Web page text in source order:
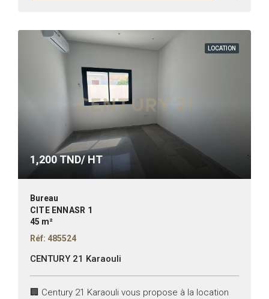
LOCATION
1,200TND/ HT
Bureau
CITE ENNASR 1
45 m²
Réf: 485524
CENTURY 21 Karaouli
🏢 Century 21 Karaouli vous propose à la location